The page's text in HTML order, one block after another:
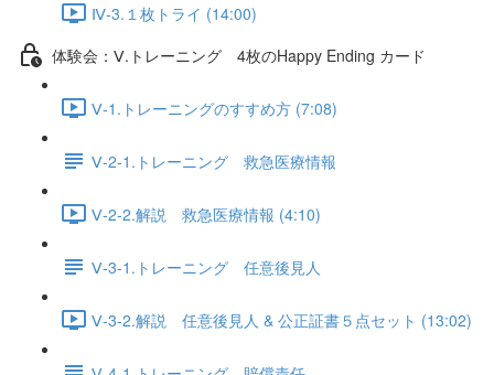
Ⅳ-3.１枚トライ (14:00)
体験会：Ⅴ.トレーニング 4枚のHappy Ending カード
Ⅴ-1.トレーニングのすすめ方 (7:08)
Ⅴ-2-1.トレーニング 救急医療情報
Ⅴ-2-2.解説 救急医療情報 (4:10)
Ⅴ-3-1.トレーニング 任意後見人
Ⅴ-3-2.解説 任意後見人 & 公正証書５点セット (13:02)